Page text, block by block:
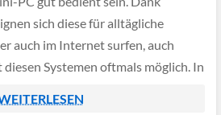
sich diese für alltägliche
auch im Internet surfen, auch
Systemen oftmals möglich. In